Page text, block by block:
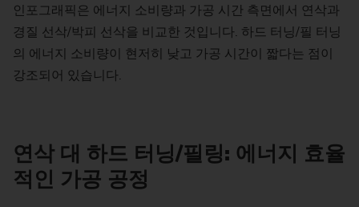
인포그래픽은 에너지 소비량과 가공 시간 측면에서 연삭과
경질 선삭/박피 선삭을 비교한 것입니다. 하드 터닝/필 터닝
의 에너지 소비량이 현저히 낮고 가공 시간이 짧다는 점이
강조되어 있습니다.
연삭 대 하드 터닝/필링: 에너지 효율
적인 가공 공정